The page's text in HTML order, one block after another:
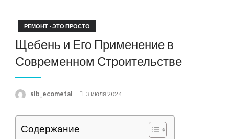
РЕМОНТ - ЭТО ПРОСТО
Щебень и Его Применение в
Современном Строительстве
sib_ecometal
Posted
3 июля 2024
Содержание